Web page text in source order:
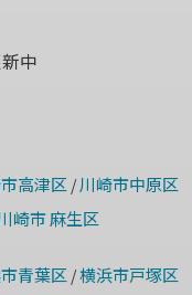
中
高津区 / 川崎市中原区
崎市 麻生区
青葉区 /横浜市戸塚区